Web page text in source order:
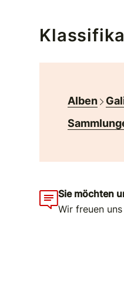
Alben
Sie möchten
Wir freuen